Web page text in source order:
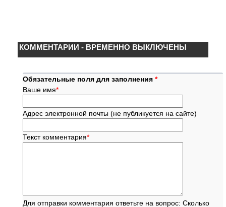
КОММЕНТАРИИ - ВРЕМЕННО ВЫКЛЮЧЕНЫ
Обязательные поля для заполнения *
Ваше имя*
Адрес электронной почты (не публикуется на сайте)
Текст комментария*
Для отправки комментария ответьте на вопрос: Сколько